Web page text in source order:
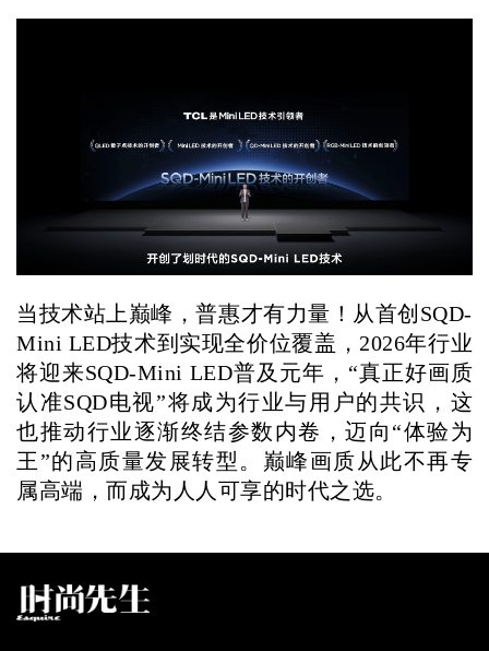
当技术站上巅峰，普惠才有力量！从首创SQD-
Mini LED技术到实现全价位覆盖，2026年行业
将迎来SQD-Mini LED普及元年，“真正好画质
认准SQD电视”将成为行业与用户的共识，这
也推动行业逐渐终结参数内卷，迈向“体验为
王”的高质量发展转型。巅峰画质从此不再专
属高端，而成为人人可享的时代之选。